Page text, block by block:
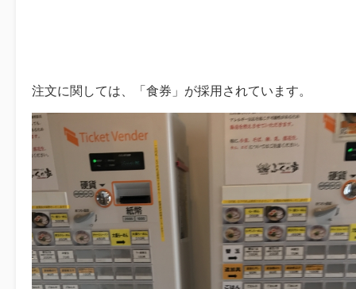
注文に関しては、「食券」が採用されています。